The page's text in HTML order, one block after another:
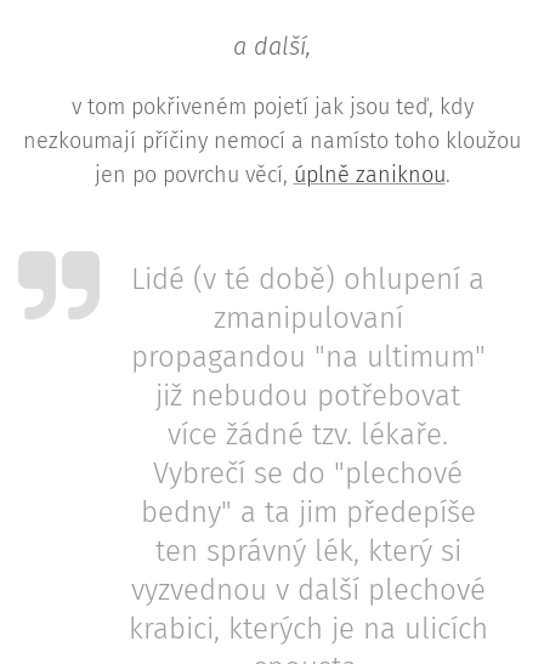
a další,
v tom pokřiveném pojetí jak jsou teď, kdy
nezkoumají příčiny nemocí a namísto toho kloužou
jen po povrchu věcí, úplně zaniknou.
Lidé (v té době) ohlupení a
zmanipulovaní
propagandou "na ultimum"
již nebudou potřebovat
více žádné tzv. lékaře.
Vybrečí se do "plechové
bedny" a ta jim předepíše
ten správný lék, který si
vyzvednou v další plechové
krabici, kterých je na ulicích